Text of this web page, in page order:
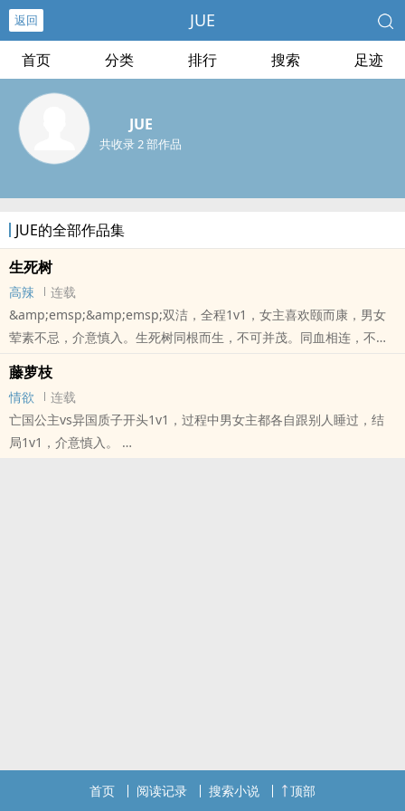
返回 JUE
首页 分类 排行 搜索 足迹
JUE
共收录 2 部作品
JUE的全部作品集
生死树
高辣
连载
&amp;emsp;&amp;emsp;双洁，全程1v1，女主喜欢颐而康，男女
荤素不忌，介意慎入。生死树同根而生，不可并茂。同血相连，不可
-----他们终于站到了彼此面前。他望着她，眼底浮现的，是失而复得
的半身。她看着他，心中明灭的，是命中注定的劫数。他们是同一树
根上的两颗树——根是斩不断的血缘，枝是烧不尽的欲望，叶是
本站提示：各位书友要是觉得《生死树》还不错的话请不要忘记向您
藤萝枝
情欲
连载
亡国公主vs异国质子开头1v1，过程中男女主都各自跟别人睡过，结
局1v1，介意慎入。
首页 阅读记录 搜索小说 顶部